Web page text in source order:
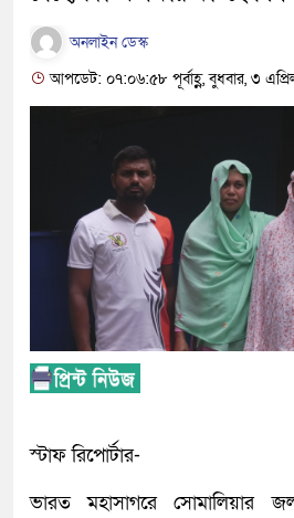
অনলাইন ডেস্ক
আপডেট: ০৭:০৬:৫৮ পূর্বাহ্ণ, বুধবার, ৩
স্টাফ রিপোর্টার-
ভারত মহাসাগরে সোমালিয়ার